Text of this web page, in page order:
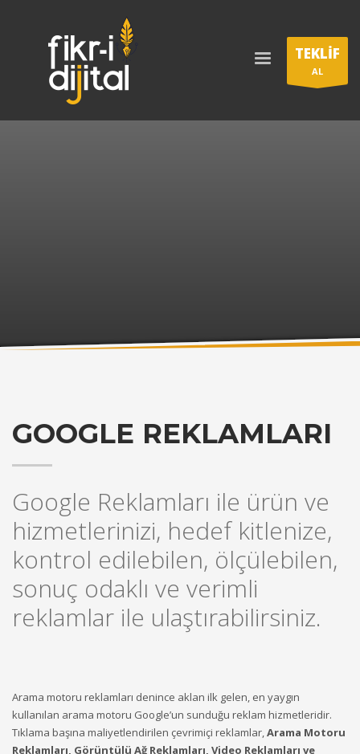
TEKLİF
AL
GOOGLE REKLAMLARI
Google Reklamları ile ürün ve
hizmetlerinizi, hedef kitlenize,
kontrol edilebilen, ölçülebilen,
sonuç odaklı ve verimli
reklamlar ile ulaştırabilirsiniz.
Arama motoru reklamları denince aklan ilk gelen, en yaygın
kullanılan arama motoru Google’un sunduğu reklam hizmetleridir.
Tıklama başına maliyetlendirilen çevrimiçi reklamlar,Arama Motoru
Reklamları, Görüntülü Ağ Reklamları, Video Reklamları ve